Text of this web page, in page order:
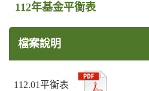
112年基金平衡表
檔案說明
112.01平衡表